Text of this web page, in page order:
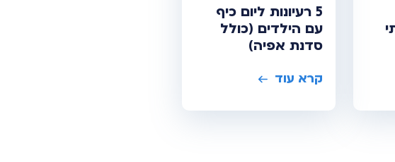
5 רעיונות ליום כיף
עם הילדים (כולל
סדנת אפיה)
קרא עוד